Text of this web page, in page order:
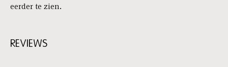
eerder te zien.
REVIEWS